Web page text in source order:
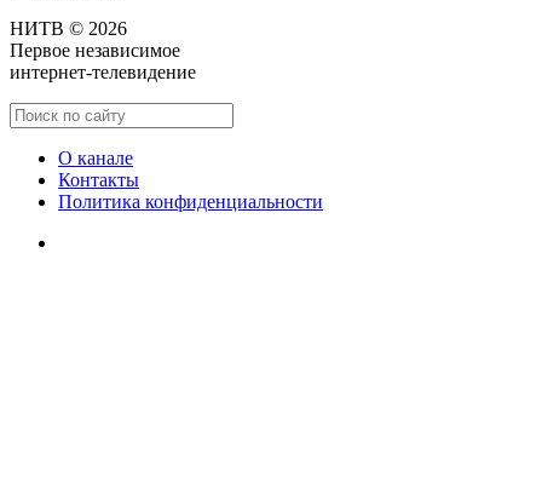
НИТВ © 2026
Первое независимое
интернет-телевидение
О канале
Контакты
Политика конфиденциальности